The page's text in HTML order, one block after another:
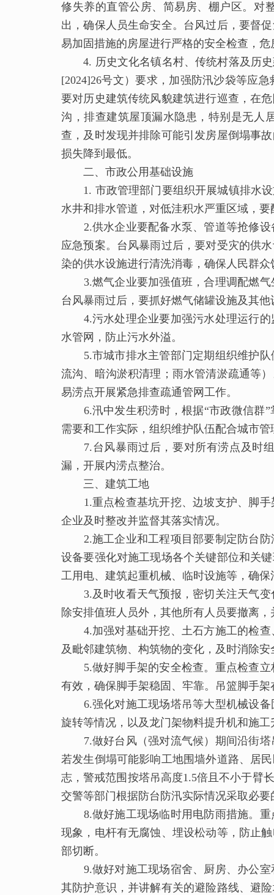
修失养的直管公房、简易房、棚户区。对
出，确保人员生命安全。台风过后，要督
易加固措施的房屋进行严格的安全检查，
4. 历史文化名镇名村、传统村落及历史
[2024]26号文）要求，加强防汛沙袋等应
要对历史建筑传统风貌建筑进行巡查，在
沟，排查建筑屋顶漏水隐患，特别是无人
查，及时发现并排除可能引发房屋倒塌事
损失降到最低。
二、市政公用基础设施
1. 市政管理部门要组织开展城镇排水设
水井和排水管道，对低洼积水严重区域，
2.供水企业要配备水泵、管道等抢修设
应急预案。台风暴雨过后，要对受灾的供
染的供水设施进行清洗消毒，确保人民群众
3.燃气企业要加强值班，合理调配燃气
台风暴雨过后，要抓好燃气储罐设施及其
4.污水处理企业要加强污水处理运行的
水管网，防止污水外溢。
5.市城市排水主管部门定期组织维护队
流沟、暗沟淤积清理；雨水管清淤疏通等
易涝点开展紧急排查疏通管网工作。
6.汛中发生积涝时，根据“市政微信群”
需要和工作实际，组织维护队伍配合城市
7.台风暴雨过后，要对所有涝点及时组
漏，开展内涝点整治。
三、建筑工地
1.重点检查基坑开挖、边坡支护、脚手
企业及时整改并监督其落实情况。
2.施工企业和工程项目部要制定防台防
设备要强化对施工现场各个关键部位和关
工用电、建筑起重机械、临时设施等，确
3.及时收看天气预报，密切关注天气变
除安排值班人员外，其他所有人员要撤离
4.加强对基础开挖、土石方施工的检查
及毗邻建筑物、构筑物的变化，及时消除
5.做好脚手架的安全检查。重点检查立
有效，确保脚手架稳固、牢靠。吊篮脚手
6.强化对施工现场塔吊等大型机械设备
旋转等情况，以及龙门架物料提升机和施
7.做好台风（强对流气候）期间沿街塔
若发生倒塌可能影响工地围墙外道路、居
志，警戒范围按塔吊高度1.5倍且不小于臂
交警等部门根据防台防汛实际情况采取必
8.做好施工现场临时用电防雨措施。重
现象，电杆有无腐蚀、埋设松动等，防止
部切断。
9.做好对施工现场宿舍、厨房、办公室
其防护意识，并讲解有关的避险路线、避